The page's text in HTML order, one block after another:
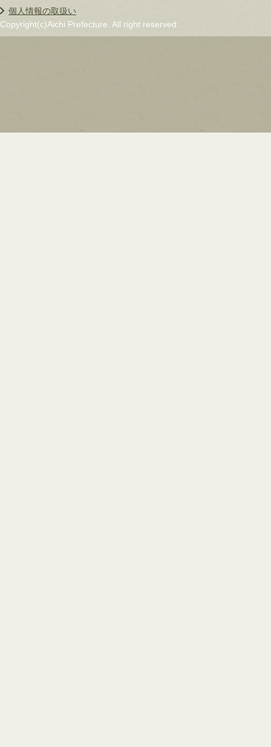
個人情報の取扱い
Copyright(c)Aichi Prefecture. All right reserved.